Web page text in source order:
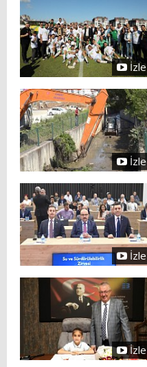
İzle
İzle
İzle
İzle